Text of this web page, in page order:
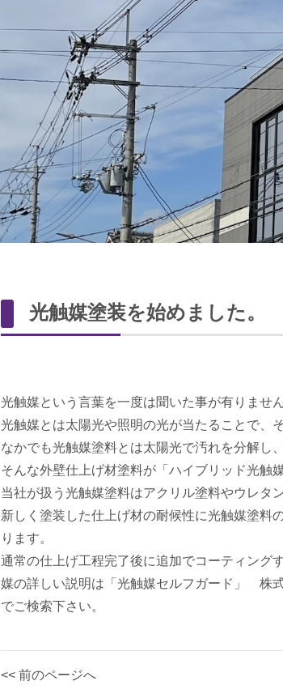
光触媒塗装を始めました。
光触媒という言葉を一度は聞いた事が有りません
光触媒とは太陽光や照明の光が当たることで、
なかでも光触媒塗料とは太陽光で汚れを分解し
そんな外壁仕上げ材塗料が「ハイブリッド光触
当社が扱う光触媒塗料はアクリル塗料やウレタ
新しく塗装した仕上げ材の耐候性に光触媒塗料
ります。
通常の仕上げ工程完了後に追加でコーティング
媒の詳しい説明は「光触媒セルフガード」 株
でご検索下さい。
<< 前のページへ